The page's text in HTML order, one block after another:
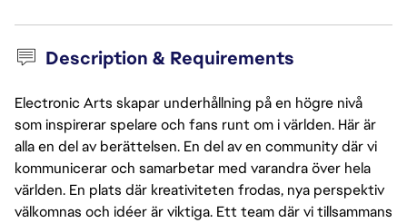
Description & Requirements
Electronic Arts skapar underhållning på en högre nivå
som inspirerar spelare och fans runt om i världen. Här är
alla en del av berättelsen. En del av en community där vi
kommunicerar och samarbetar med varandra över hela
världen. En plats där kreativiteten frodas, nya perspektiv
välkomnas och idéer är viktiga. Ett team där vi tillsammans